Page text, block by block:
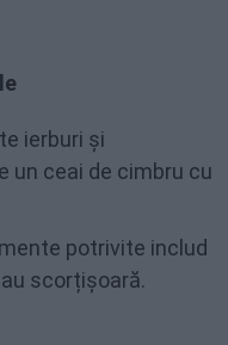
ierburi și
un ceai de cimbru cu
potrivite includ
scorțișoară.